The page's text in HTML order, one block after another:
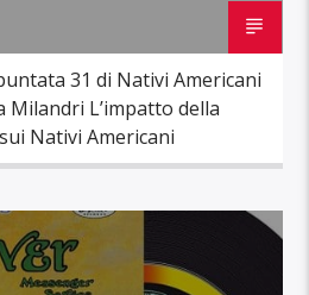
31 di Nativi Americani
Milandri L’impatto della
Nativi Americani